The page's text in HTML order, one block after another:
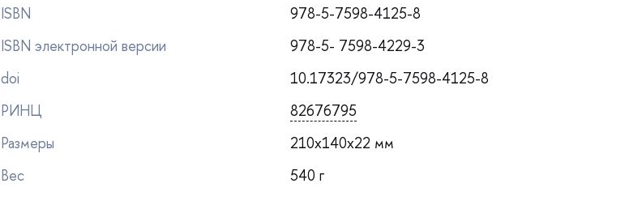
ISBN
978-5-7598-4125-8
ISBN электронной версии
978-5- 7598-4229-3
doi
10.17323/978-5-7598-4125-8
РИНЦ
82676795
Размеры
210x140x22 мм
ес
540